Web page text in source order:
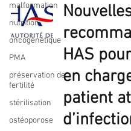
malformation
nutrition
oncogénétique
PMA
préservation de
fertilité
stérilisation
ostéoporose
HAS
en
patient